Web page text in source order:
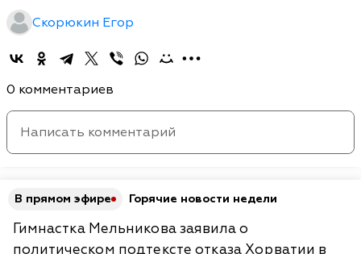
Скорюкин Егор
0 комментариев
В прямом эфире Горячие новости недели
Гимнастка Мельникова заявила о
политическом подтексте отказа Хорватии в